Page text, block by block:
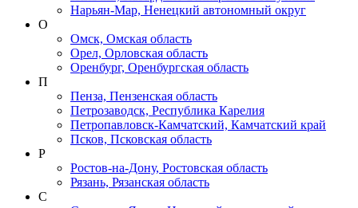
Нарьян-Мар, Ненецкий автономный округ
О
Омск, Омская область
Орел, Орловская область
Оренбург, Оренбургская область
П
Пенза, Пензенская область
Петрозаводск, Республика Карелия
Петропавловск-Камчатский, Камчатский край
Псков, Псковская область
Р
Ростов-на-Дону, Ростовская область
Рязань, Рязанская область
С